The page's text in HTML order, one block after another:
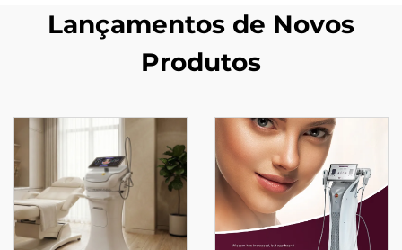
Lançamentos de Novos
Produtos